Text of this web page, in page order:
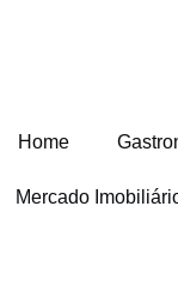
Home
Mercado